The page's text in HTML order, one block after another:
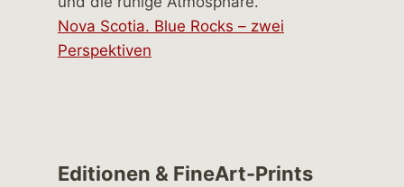
Nova Scotia. Blue Rocks – zwei
Perspektiven
Editionen & FineArt-Prints